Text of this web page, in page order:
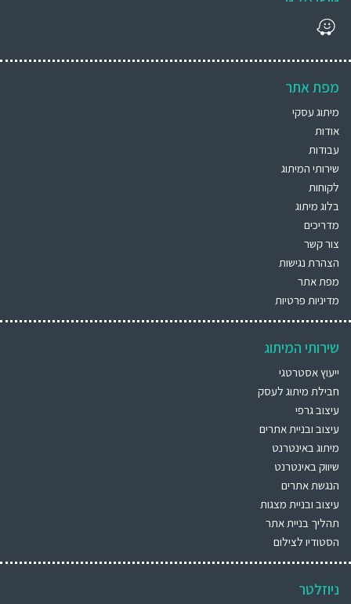
מפת אתר
מיתוג עסקי
אודות
עבודות
שירותי המיתוג
לקוחות
בלוג מיתוג
מדריכים
צור קשר
הצהרת נגישות
מפת אתר
מדיניות פרטיות
שירותי המיתוג
ייעוץ אסטרטגי
חבילת מיתוג לעסק
עיצוב גרפי
עיצוב ובניית אתרים
מיתוג באינטרנט
שיווק באינטרנט
הנגשת אתרים
עיצוב ובניית מצגות
תהליך בניית אתר
הסטודיו לצילום
ניוזלטר